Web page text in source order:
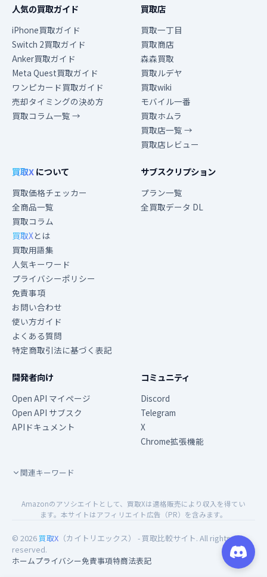
人気の買取ガイド
iPhone買取ガイド
Switch 2買取ガイド
Anker買取ガイド
Meta Quest買取ガイド
ワンピカード買取ガイド
売却タイミングの決め方
買取コラム一覧 →
買取店
買取一丁目
買取商店
森森買取
買取ルデヤ
買取wiki
モバイル一番
買取ホムラ
買取店一覧 →
買取店レビュー
買取Xについて
買取価格チェッカー
全商品一覧
買取コラム
買取Xとは
買取用語集
人気キーワード
プライバシーポリシー
免責事項
お問い合わせ
使い方ガイド
よくある質問
特定商取引法に基づく表記
サブスクリプション
プラン一覧
全買取データ DL
開発者向け
Open API マイページ
Open API サブスク
APIドキュメント
コミュニティ
Discord
Telegram
X
Chrome拡張機能
関連キーワード
Amazonのアソシエイトとして、買取Xは適格販売により収入を得てい
ます。本サイトはアフィリエイト広告（PR）を含みます。
© 2026 買取X （カイトリエックス） - 買取比較サイト. All rights
reserved.
ホームプライバシー免責事項特商法表記